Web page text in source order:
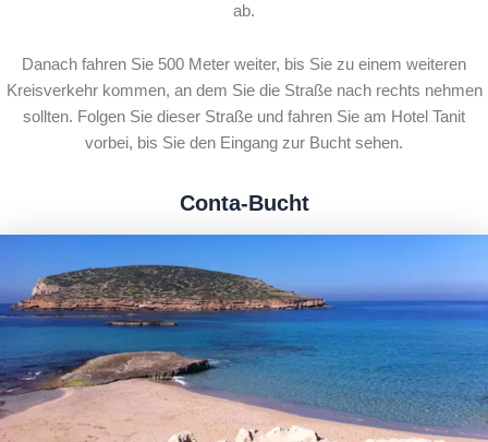
ab.
Danach fahren Sie 500 Meter weiter, bis Sie zu einem weiteren
Kreisverkehr kommen, an dem Sie die Straße nach rechts nehmen
sollten. Folgen Sie dieser Straße und fahren Sie am Hotel Tanit
vorbei, bis Sie den Eingang zur Bucht sehen.
Conta-Bucht